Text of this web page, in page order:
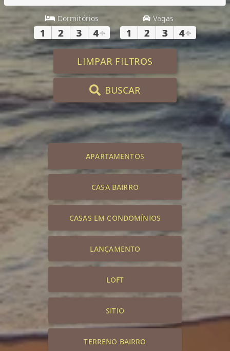
Dormitórios
1 2 3 4+
Vagas
1 2 3 4+
LIMPAR FILTROS
BUSCAR
APARTAMENTOS
CASA BAIRRO
CASAS EM CONDOMÍNIOS
LANÇAMENTO
LOFT
SITIO
TERRENO BAIRRO